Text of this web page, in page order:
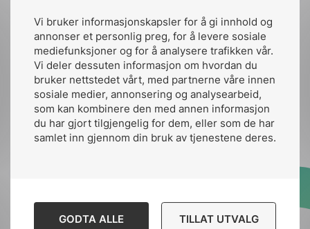
Vi bruker informasjonskapsler for å gi innhold og
annonser et personlig preg, for å levere sosiale
mediefunksjoner og for å analysere trafikken vår.
Vi deler dessuten informasjon om hvordan du
bruker nettstedet vårt, med partnerne våre innen
sosiale medier, annonsering og analysearbeid,
som kan kombinere den med annen informasjon
du har gjort tilgjengelig for dem, eller som de har
samlet inn gjennom din bruk av tjenestene deres.
GODTA ALLE TILLAT UTVALG
Kontakt oss
Ansatte
nek@nek.no
Kontakt
Bruk av Cookies
Designed and developed
Stem Agency
toppen